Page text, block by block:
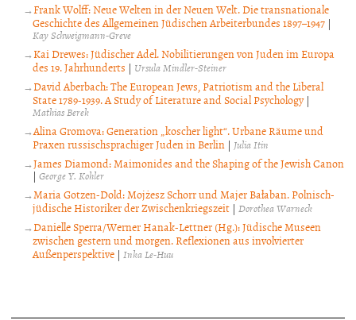
Frank Wolff: Neue Welten in der Neuen Welt. Die transnationale
Geschichte des Allgemeinen Jüdischen Arbeiterbundes 1897–1947 |
Kay Schweigmann-Greve
Kai Drewes: Jüdischer Adel. Nobilitierungen von Juden im Europa
des 19. Jahrhunderts | Ursula Mindler-Steiner
David Aberbach: The European Jews, Patriotism and the Liberal
State 1789-1939. A Study of Literature and Social Psychology|
Mathias Berek
Alina Gromova: Generation „koscher light“. Urbane Räume und
Praxen russischsprachiger Juden in Berlin | Julia Itin
James Diamond: Maimonides and the Shaping of the Jewish Canon
| George Y. Kohler
Maria Gotzen-Dold: Mojżesz Schorr und Majer Bałaban. Polnisch-
jüdische Historiker der Zwischenkriegszeit | Dorothea Warneck
Danielle Sperra/Werner Hanak-Lettner (Hg.): Jüdische Museen
zwischen gestern und morgen. Reflexionen aus involvierter
Außenperspektive | Inka Le-Huu